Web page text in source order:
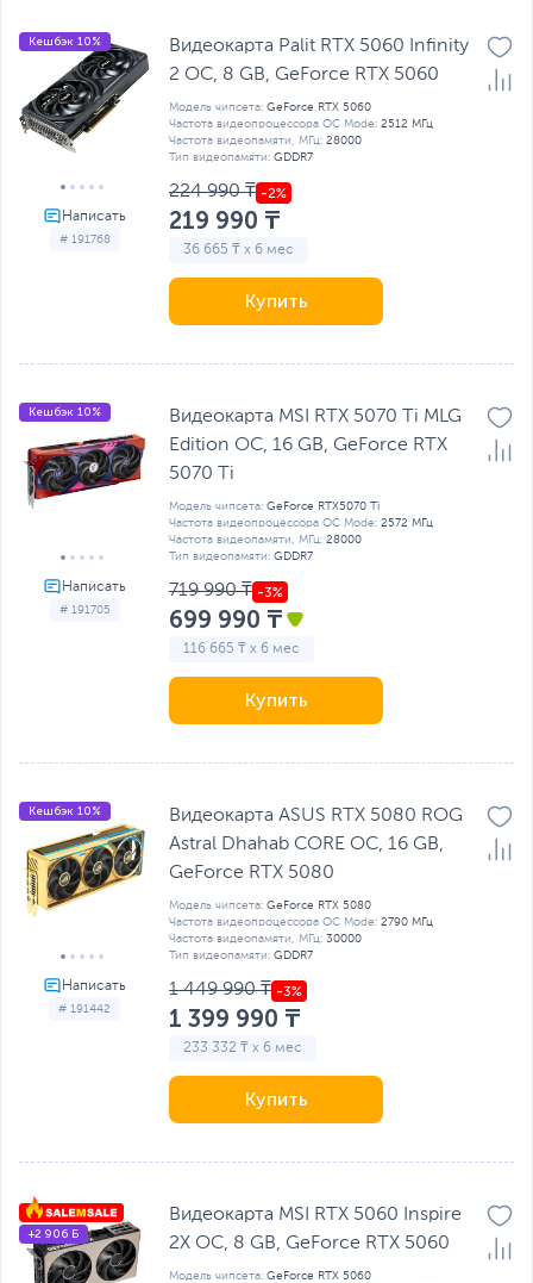
# 191768
Кешбэк 10%
Видеокарта Palit RTX 5060 Infinity
2 OC, 8 GB, GeForсe RTX 5060
Модель чипсета: GeForсe RTX 5060
Частота видеопроцессора OC Mode: 2512 МГц
Частота видеопамяти, МГц: 28000
Тип видеопамяти: GDDR7
224 990 ₸
219 990 ₸
36 665 ₸ x 6 мес
Купить
# 191705
Кешбэк 10%
Видеокарта MSI RTX 5070 Ti MLG
Edition OC, 16 GB, GeForce RTX
5070 Ti
Модель чипсета: GeForce RTX5070 Ti
Частота видеопроцессора OC Mode: 2572 МГц
Частота видеопамяти, МГц: 28000
Тип видеопамяти: GDDR7
719 990 ₸
699 990 ₸
116 665 ₸ x 6 мес
Купить
# 191442
Кешбэк 10%
Видеокарта ASUS RTX 5080 ROG
Astral Dhahab CORE OC, 16 GB,
GeForce RTX 5080
Модель чипсета: GeForce RTX 5080
Частота видеопроцессора OC Mode: 2790 МГц
Частота видеопамяти, МГц: 30000
Тип видеопамяти: GDDR7
1 449 990 ₸
1 399 990 ₸
233 332 ₸ x 6 мес
Купить
+2 906 Б
Видеокарта MSI RTX 5060 Inspire
2X OC, 8 GB, GeForсe RTX 5060
Модель чипсета: GeForce RTX 5060